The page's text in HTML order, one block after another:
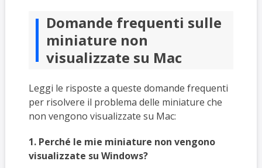
Domande frequenti sulle
miniature non
visualizzate su Mac
Leggi le risposte a queste domande frequenti
per risolvere il problema delle miniature che
non vengono visualizzate su Mac:
1. Perché le mie miniature non vengono
visualizzate su Windows?